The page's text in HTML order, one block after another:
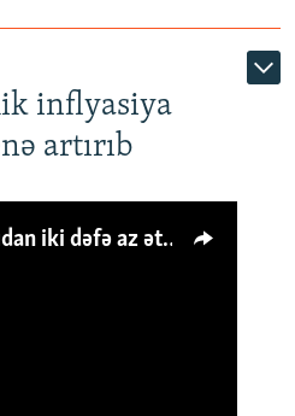
inflyasiya
artırıb
Azərbaycanlı avropalıdan iki dəfə az ət yeyir, amma... 'Qiymət artımı qaçılmazdır'